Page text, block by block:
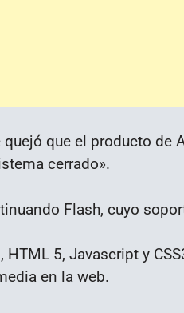
que el producto de
cerrado».
Flash, cuyo
5, Javascript y
en la web.